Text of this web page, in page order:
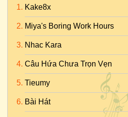
Kake8x
Miya's Boring Work Hours
Nhac Kara
Câu Hứa Chưa Trọn Vẹn
Tieumy
Bài Hát